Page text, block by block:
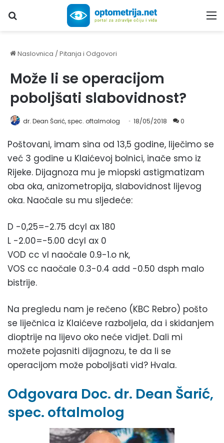
Upiši traženi pojam...
Naslovnica /Pitanja i Odgovori
Može li se operacijom
poboljšati slabovidnost?
dr. Dean Šarić, spec. oftalmolog 18/05/2018 0
Poštovani, imam sina od 13,5 godine, liječimo se
već 3 godine u Klaićevoj bolnici, inače smo iz
Rijeke. Dijagnoza mu je miopski astigmatizam
oba oka, anizometropija, slabovidnost lijevog
oka. Naočale su mu sljedeće:
D -0,25=-2.75 dcyl ax 180
L -2.00=-5.00 dcyl ax 0
VOD cc vl naočale 0.9-1.o nk,
VOS cc naočale 0.3-0.4 add -0.50 dsph malo
bistrije.
Na pregledu nam je rečeno (KBC Rebro) pošto
se liječnica iz Klaićeve razboljela, da i skidanjem
dioptrije na lijevo oko neće vidjet. Dali mi
možete pojasniti dijagnozu, te da li se
operacijom može poboljšati vid? Hvala.
Odgovara Doc. dr. Dean Šarić,
spec. oftalmolog